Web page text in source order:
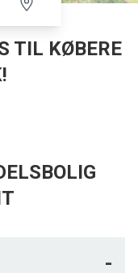
TIL KØBERE
-